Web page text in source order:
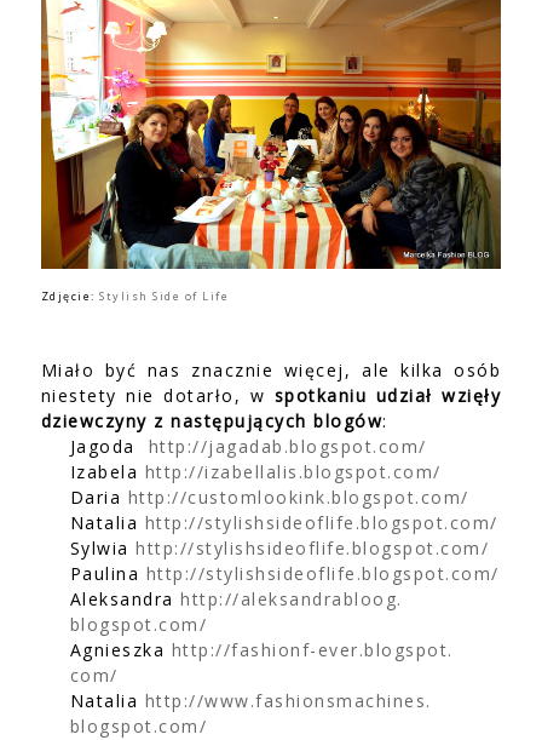
Zdjęcie:Stylish Side of Life
Miało być nas znacznie więcej, ale kilka osób
niestety nie dotarło, w spotkaniu udział wzięły
dziewczyny z następujących blogów:
Jagoda http://jagadab.blogspot.com/
Izabela http://izabellalis.blogspot. com/
Daria http://customlookink.blogspot. com/
Natalia http://stylishsideoflife.blogspot.com/
Sylwiahttp://stylishsideoflife.blogspot.com/
Paulina http://stylishsideoflife.blogspot.com/
Aleksandrahttp://aleksandrabloog.
blogspot.com/
Agnieszka http://fashionf-ever.blogspot.
com/
Natalia http://www.fashionsmachines.
blogspot.com/